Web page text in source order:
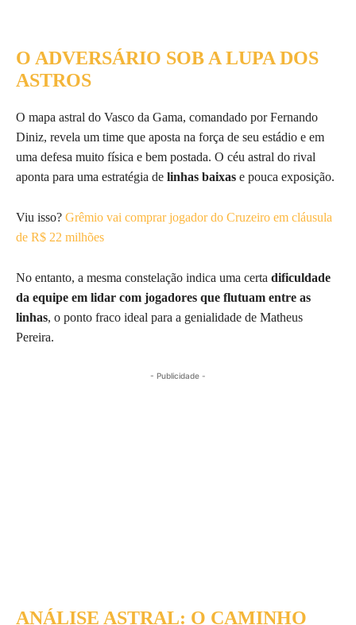
O ADVERSÁRIO SOB A LUPA DOS
ASTROS
O mapa astral do Vasco da Gama, comandado por Fernando
Diniz, revela um time que aposta na força de seu estádio e em
uma defesa muito física e bem postada. O céu astral do rival
aponta para uma estratégia de linhas baixas e pouca exposição.
Viu isso? Grêmio vai comprar jogador do Cruzeiro em cláusula
de R$ 22 milhões
No entanto, a mesma constelação indica uma certa dificuldade
da equipe em lidar com jogadores que flutuam entre as
linhas, o ponto fraco ideal para a genialidade de Matheus
Pereira.
- Publicidade -
ANÁLISE ASTRAL: O CAMINHO